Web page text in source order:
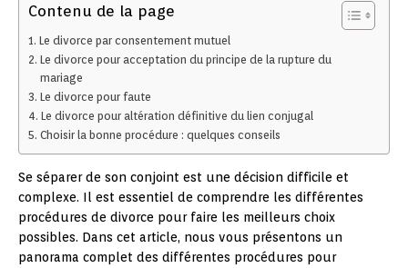
Contenu de la page
Le divorce par consentement mutuel
Le divorce pour acceptation du principe de la rupture du
mariage
Le divorce pour faute
Le divorce pour altération définitive du lien conjugal
Choisir la bonne procédure : quelques conseils
Se séparer de son conjoint est une décision difficile et
complexe. Il est essentiel de comprendre les différentes
procédures de divorce pour faire les meilleurs choix
possibles. Dans cet article, nous vous présentons un
panorama complet des différentes procédures pour